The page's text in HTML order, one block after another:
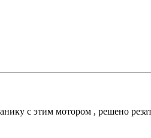
с этим мотором , решено